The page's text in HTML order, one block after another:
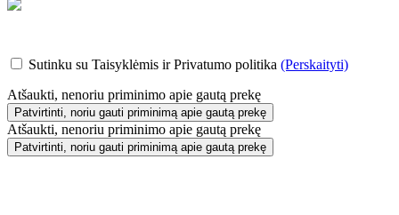
Sutinku su Taisyklėmis ir Privatumo politika (Perskaityti)
Atšaukti, nenoriu priminimo apie gautą prekę
Patvirtinti, noriu gauti priminimą apie gautą prekę
Atšaukti, nenoriu priminimo apie gautą prekę
Patvirtinti, noriu gauti priminimą apie gautą prekę